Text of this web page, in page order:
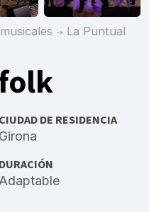
La Puntual
CIUDAD DE RESIDENCIA
Girona
DURACIÓN